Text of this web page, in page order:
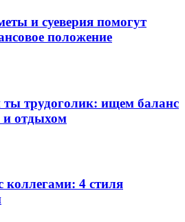
и суеверия помогут
положение
трудоголик: ищем баланс
и отдыхом
коллегами: 4 стиля